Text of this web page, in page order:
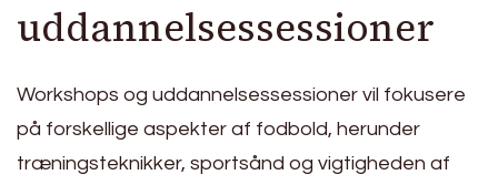
uddannelsessessioner
Workshops og uddannelsessessioner vil fokusere
på forskellige aspekter af fodbold, herunder
træningsteknikker, sportsånd og vigtigheden af